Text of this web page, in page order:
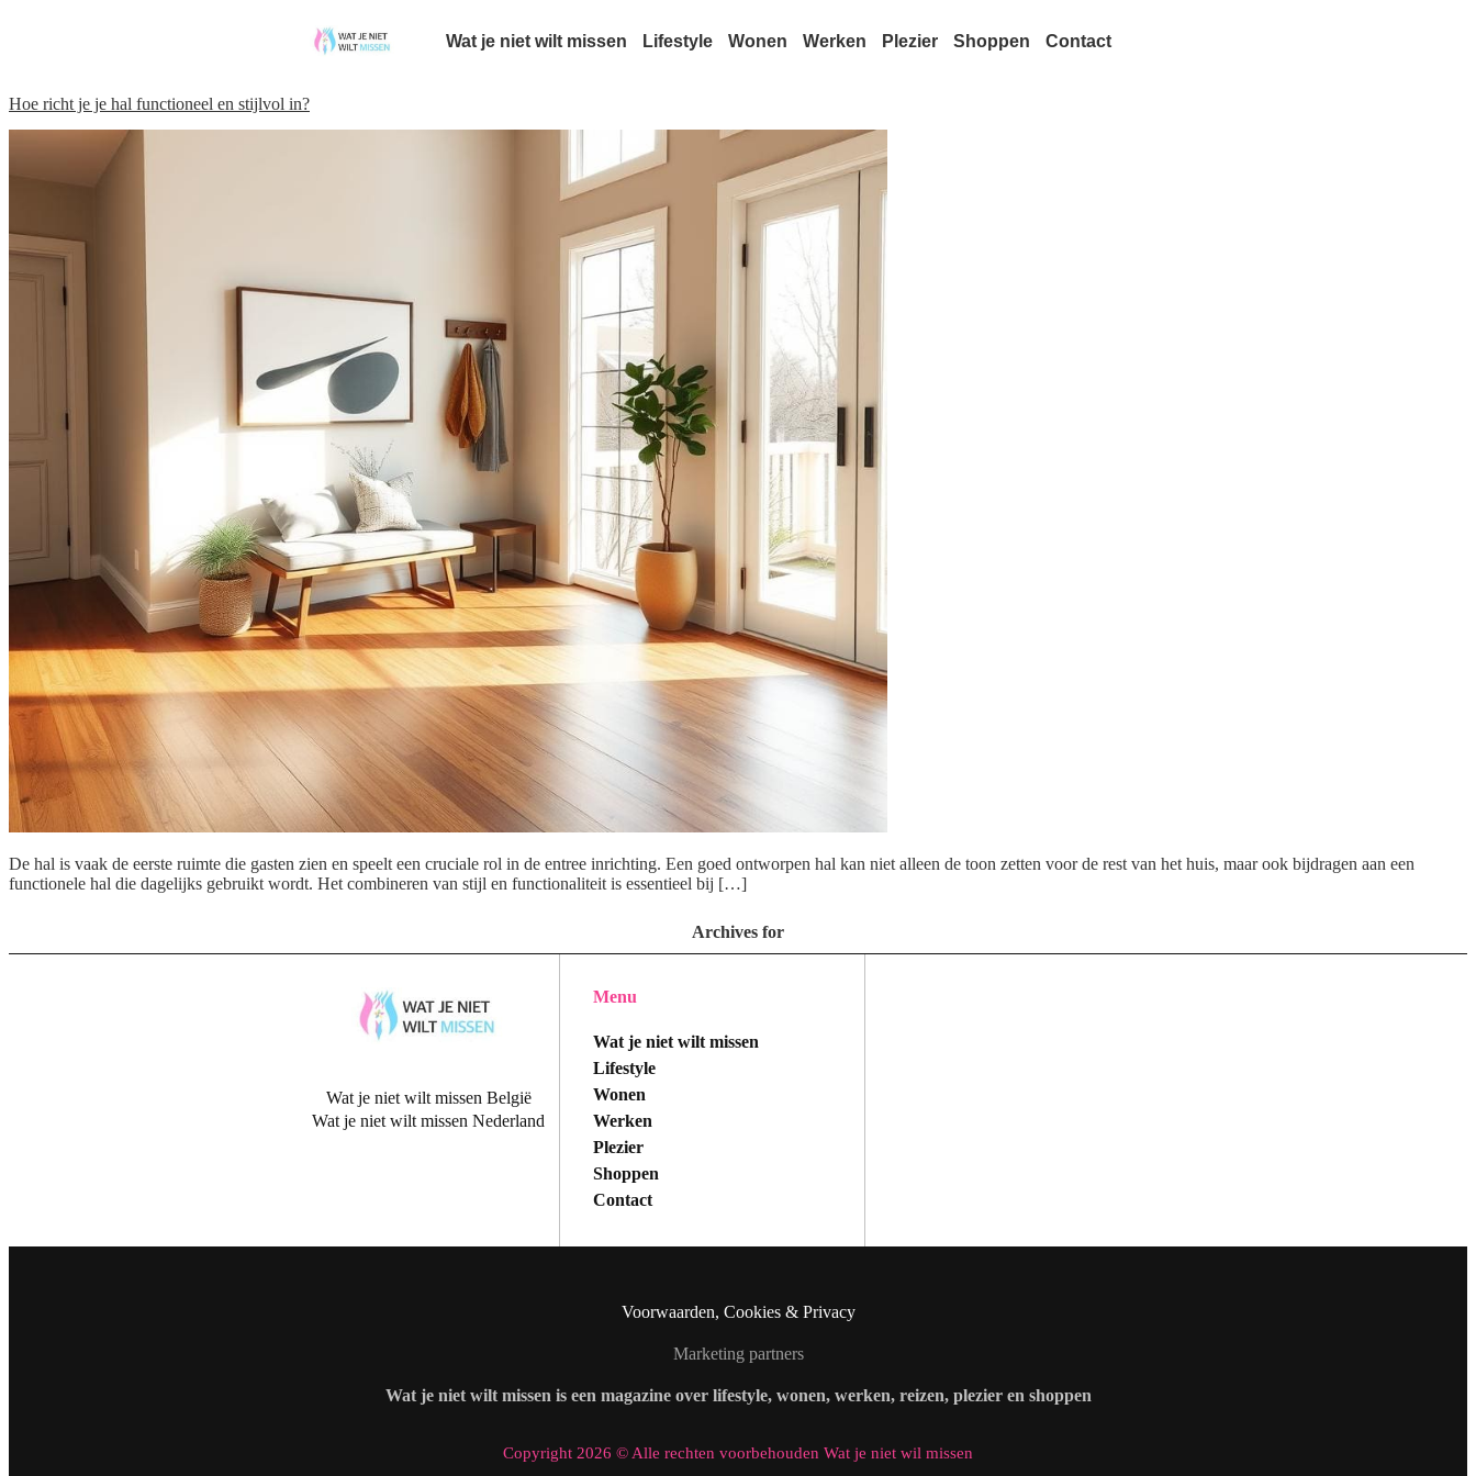
Wat je niet wilt missen Lifestyle Wonen Werken Plezier Shoppen Contact
Hoe richt je je hal functioneel en stijlvol in?
De hal is vaak de eerste ruimte die gasten zien en speelt een cruciale rol in de entree inrichting. Een goed ontworpen hal kan niet alleen de toon zetten voor de rest van het huis, maar ook bijdragen aan een
functionele hal die dagelijks gebruikt wordt. Het combineren van stijl en functionaliteit is essentieel bij […]
Archives for
Wat je niet wilt missen België
Wat je niet wilt missen Nederland
Menu
Wat je niet wilt missen
Lifestyle
Wonen
Werken
Plezier
Shoppen
Contact
Voorwaarden, Cookies & Privacy
Marketing partners
Wat je niet wilt missen is een magazine over lifestyle, wonen, werken, reizen, plezier en shoppen
Copyright 2026 © Alle rechten voorbehouden Wat je niet wil missen